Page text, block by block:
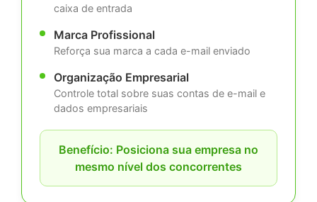
caixa de entrada
Marca Profissional
Reforça sua marca a cada e-mail enviado
Organização Empresarial
Controle total sobre suas contas de e-mail e
dados empresariais
Benefício: Posiciona sua empresa no
mesmo nível dos concorrentes